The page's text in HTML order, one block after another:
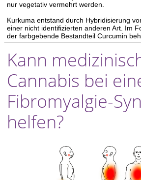
nur vegetativ vermehrt werden.
Kurkuma entstand durch Hybridisierung
einer nicht identifizierten anderen Art. Im
der farbgebende Bestandteil Curcumin
Kann
Cannabis bei
Fibromyalgie-
helfen?